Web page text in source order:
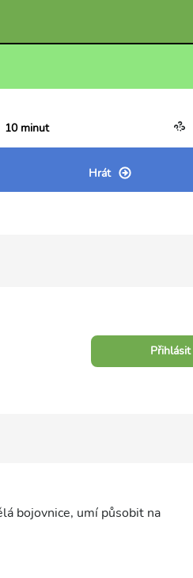
10 minut
Hrát
Přihlásit
bojovnice, umí působit na